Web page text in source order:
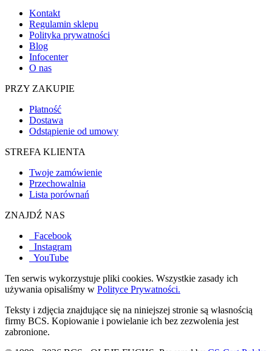
Kontakt
Regulamin sklepu
Polityka prywatności
Blog
Infocenter
O nas
PRZY ZAKUPIE
Płatność
Dostawa
Odstąpienie od umowy
STREFA KLIENTA
Twoje zamówienie
Przechowalnia
Lista porównań
ZNAJDŹ NAS
Facebook
Instagram
YouTube
Ten serwis wykorzystuje pliki cookies. Wszystkie zasady ich
używania opisaliśmy w Polityce Prywatności.
Teksty i zdjęcia znajdujące się na niniejszej stronie są własnością
firmy BCS. Kopiowanie i powielanie ich bez zezwolenia jest
zabronione.